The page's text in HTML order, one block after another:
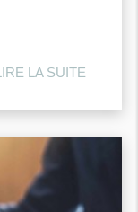
LA SUITE